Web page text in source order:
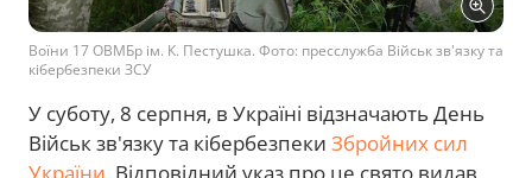
Воїни 17 ОВМБр ім. К. Пестушка. Фото: пресслужба Військ зв'язку та
кібербезпеки ЗСУ
У суботу, 8 серпня, в Україні відзначають День
Військ зв'язку та кібербезпеки Збройних сил